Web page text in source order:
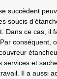
succèdent
soucis
Dans ce cas, il
conséquent,
services et
Il a aussi